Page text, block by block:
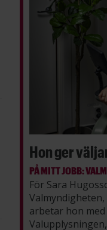
Hon ger
PÅ MITT JOBB:
För Sara
arbetar hon